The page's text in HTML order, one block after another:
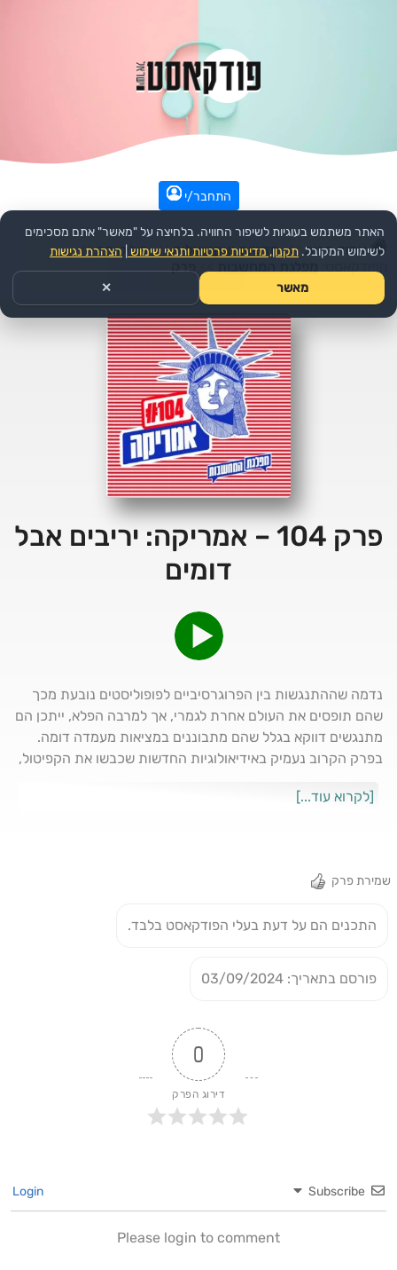
התחבר/י
עמוד הבית >> חדשות ואקטואליה >> פוליטיקה >>
פרק
פרק 104 – אמריקה: יריבים אבל
דומים
נדמה שההתנגשות בין הפרוגרסיביים לפופוליסטים נובעת מכך
שהם תופסים את העולם אחרת לגמרי, אך למרבה הפלא, ייתכן הם
מתנגשים דווקא בגלל שהם מתבוננים במציאות מעמדה דומה.
בפרק הקרוב נעמיק באידיאולוגיות החדשות שכבשו את הקפיטול,
האדומים לבין הדמוקרטים עטויי הכפיות.
[לקרוא עוד...]
שמירת פרק
התכנים הם על דעת בעלי הפודקאסט בלבד.
פורסם בתאריך: 03/09/2024
0
דירוג הפרק
Subscribe
Please login to comment
האתר משתמש בעוגיות לשיפור החוויה. בלחיצה על "מאשר" אתם מסכימים
לשימוש המקובל. תקנון, מדיניות פרטיות ותנאי שימוש הצהרת נגישות
מאשר ✕